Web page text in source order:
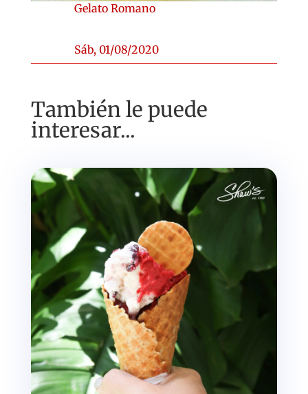
Gelato Romano
Sáb, 01/08/2020
También le puede
interesar...